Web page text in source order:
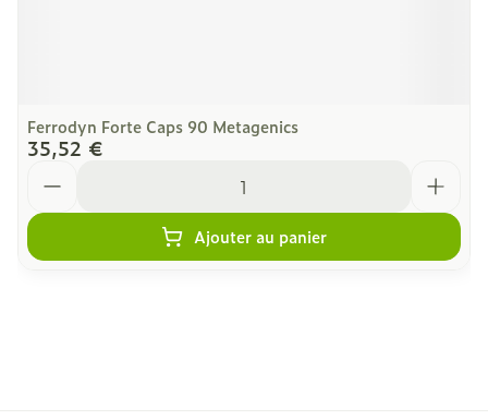
Ferrodyn Forte Caps 90 Metagenics
35,52 €
Ajouter au panier